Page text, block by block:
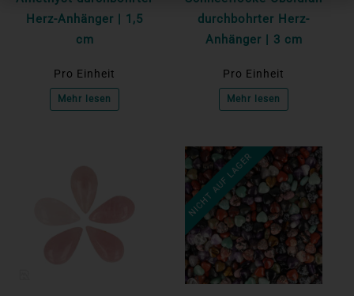
Herz-Anhänger | 1,5
cm
Pro Einheit
Mehr lesen
durchbohrter Herz-
Anhänger | 3 cm
Pro Einheit
Mehr lesen
NICHT AUF LAGER